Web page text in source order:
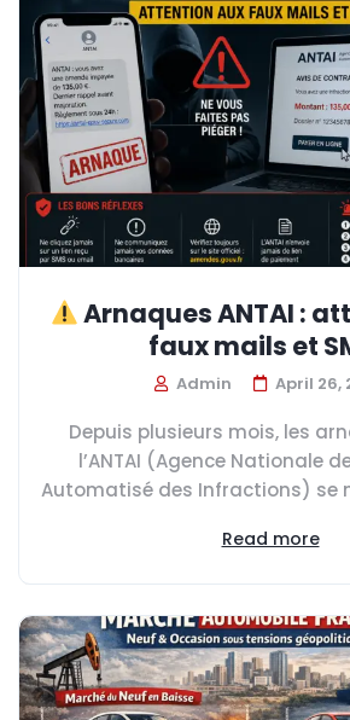
Arnaques ANTAI :
faux mails et
Admin April 26,
Depuis plusieurs mois, les
l’ANTAI (Agence Nationale
Automatisé des Infractions) se
Read more